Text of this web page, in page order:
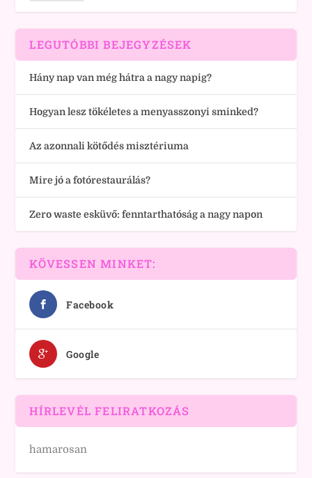
LEGUTÓBBI BEJEGYZÉSEK
Hány nap van még hátra a nagy napig?
Hogyan lesz tökéletes a menyasszonyi sminked?
Az azonnali kötődés misztériuma
Mire jó a fotórestaurálás?
Zero waste esküvő: fenntarthatóság a nagy napon
KÖVESSEN MINKET:
Facebook
Google
HÍRLEVÉL FELIRATKOZÁS
hamarosan